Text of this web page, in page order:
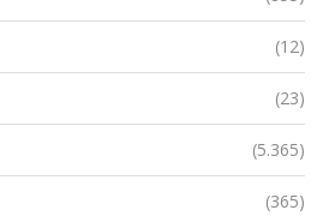
(12)
(23)
(5.365)
(365)